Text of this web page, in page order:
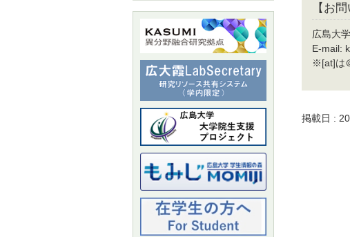
【お
広島大
E-mail:
※[at]は
掲載日 :